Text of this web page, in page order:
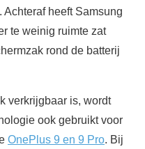
heeft Samsung
te weinig ruimte zat
rond de batterij
verkrijgbaar is, wordt
ook gebruikt voor
OnePlus 9 en 9 Pro. Bij